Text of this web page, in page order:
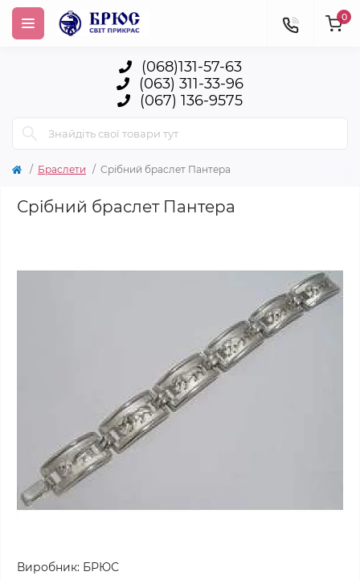
(068)131-57-63
(063) 311-33-96
(067) 136-9575
0
Браслети Срібний браслет Пантера
Срібний браслет Пантера
Виробник: БРЮС